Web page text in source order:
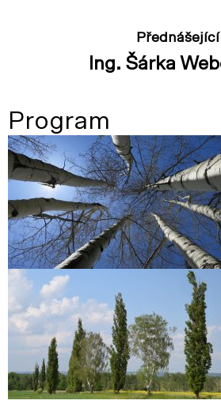
Přednášející
Ing. Šárka
Program